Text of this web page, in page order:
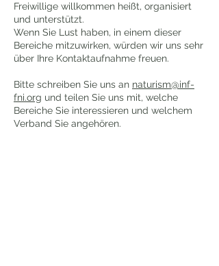
Freiwillige willkommen heißt, organisiert
und unterstützt.
Wenn Sie Lust haben, in einem dieser
Bereiche mitzuwirken, würden wir uns sehr
über Ihre Kontaktaufnahme freuen.
Bitte schreiben Sie uns an naturism@inf-
fni.org und teilen Sie uns mit, welche
Bereiche Sie interessieren und welchem
Verband Sie angehören.